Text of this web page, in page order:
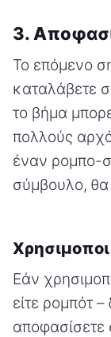
3.
Το επόμενο
καταλάβετε
το βήμα
πολλούς
έναν ρομπο-
σύμβουλο, θα
Εάν
είτε ρομπότ
αποφασίσετε